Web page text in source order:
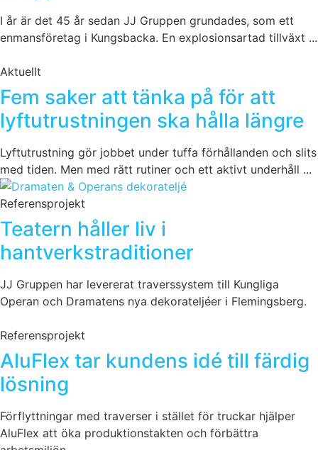
I år är det 45 år sedan JJ Gruppen grundades, som ett
enmansföretag i Kungsbacka. En explosionsartad tillväxt ...
Aktuellt
Fem saker att tänka på för att
lyftutrustningen ska hålla längre
Lyftutrustning gör jobbet under tuffa förhållanden och slits
med tiden. Men med rätt rutiner och ett aktivt underhåll ...
Referensprojekt
Teatern håller liv i
hantverkstraditioner
JJ Gruppen har levererat traverssystem till Kungliga
Operan och Dramatens nya dekorateljéer i Flemingsberg.
Referensprojekt
AluFlex tar kundens idé till färdig
lösning
Förflyttningar med traverser i stället för truckar hjälper
AluFlex att öka produktionstakten och förbättra